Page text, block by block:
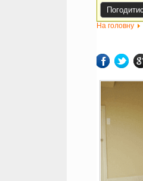
На головну